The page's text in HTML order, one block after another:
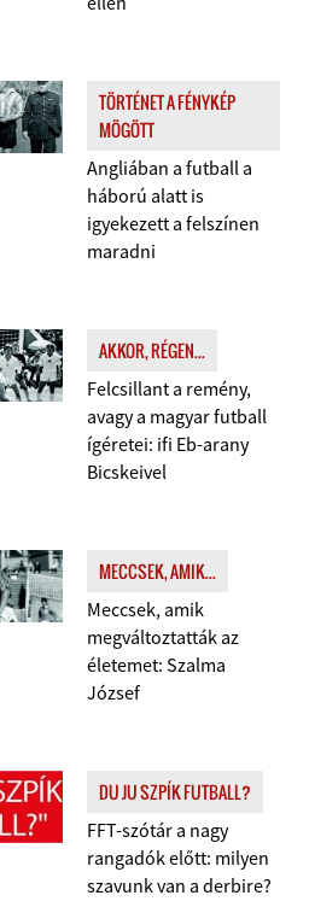
TÖRTÉNET A FÉNYKÉP
MÖGÖTT
Angliában a futball a
háború alatt is
igyekezett a felszínen
maradni
AKKOR, RÉGEN...
Felcsillant a remény,
avagy a magyar futball
ígéretei: ifi Eb-arany
Bicskeivel
MECCSEK, AMIK...
Meccsek, amik
megváltoztatták az
életemet: Szalma
József
DU JU SZPÍK FUTBALL?
FFT-szótár a nagy
rangadók előtt: milyen
szavunk van a derbire?